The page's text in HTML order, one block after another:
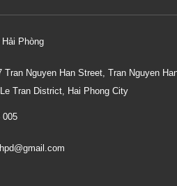
Phòng
Tran Nguyen Han Street, Tran Nguyen
Tran District, Hai Phong City
005